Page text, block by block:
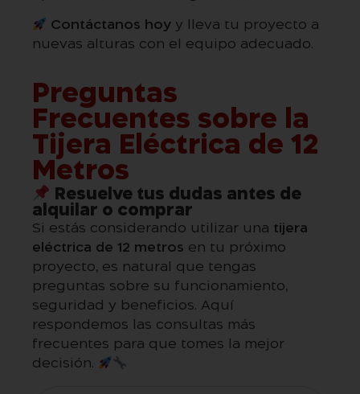
Contáctanos hoy y lleva tu proyecto a
nuevas alturas con el equipo adecuado.
Preguntas
Frecuentes sobre la
Tijera Eléctrica de 12
Metros
Resuelve tus dudas antes de
alquilar o comprar
Si estás considerando utilizar una tijera
eléctrica de 12 metros en tu próximo
proyecto, es natural que tengas
preguntas sobre su funcionamiento,
seguridad y beneficios. Aquí
respondemos las consultas más
frecuentes para que tomes la mejor
decisión.